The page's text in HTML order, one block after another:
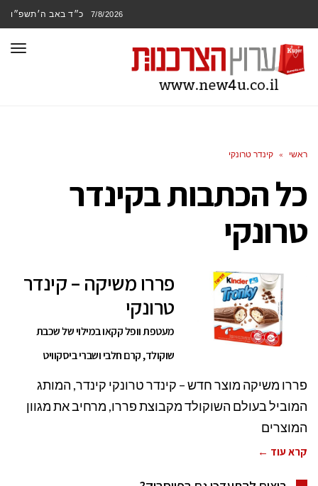
7/8/2026 כ״ד באב ה׳תשפ״ו
ראשי » קינדר טרונקי
כל הכתבות בקינדר
טרונקי
פררו משיקה – קינדר
טרונקי
מעטפת וופל קקאו במילוי של שכבת
שוקולד, קרם חלבי ושברי ביסקוויט
פררו משיקה מוצר חדש – קינדר טרונקי קינדר, המותג
המוביל בעולם השוקולד מקבוצת פררו, מרחיב את מגוון
המוצרים
קרא עוד ←